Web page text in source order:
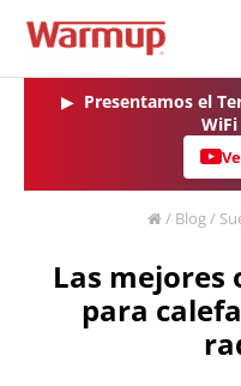
▶ Presentamos el
/ Blog/
Las mejores
para